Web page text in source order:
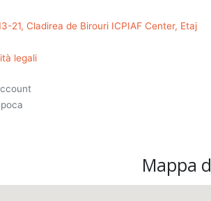
21, Cladirea de Birouri ICPIAF Center, Etaj
legali
Mappa